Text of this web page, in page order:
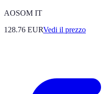
AOSOM IT
128.76 EURVedi il prezzo